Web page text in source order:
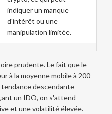
indiquer un manque
d'intérêt ou une
manipulation limitée.
prudente. Le fait que le
à la moyenne mobile à 200
descendante
un IDO, on s'attend
et une volatilité élevée.